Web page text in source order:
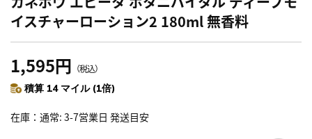
イスチャーローション2 180ml 無香料
1,595円 （税込）
積算 14 マイル (1倍)
在庫 通常: 3-7営業日 発送目安